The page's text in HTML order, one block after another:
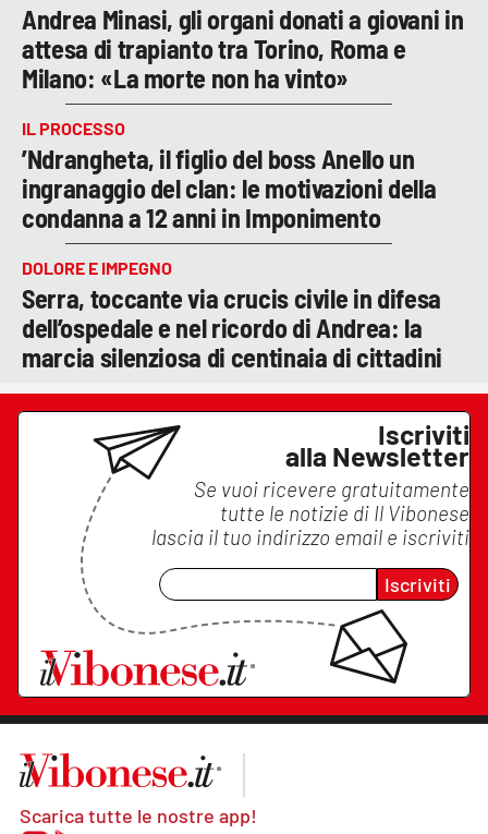
Andrea Minasi, gli organi donati a giovani in
attesa di trapianto tra Torino, Roma e
Milano: «La morte non ha vinto»
IL PROCESSO
’Ndrangheta, il figlio del boss Anello un
ingranaggio del clan: le motivazioni della
condanna a 12 anni in Imponimento
DOLORE E IMPEGNO
Serra, toccante via crucis civile in difesa
dell’ospedale e nel ricordo di Andrea: la
marcia silenziosa di centinaia di cittadini
Iscriviti
alla Newsletter
Se vuoi ricevere gratuitamente
tutte le notizie di Il Vibonese
lascia il tuo indirizzo email e iscriviti
Iscriviti
Scarica tutte le nostre app!